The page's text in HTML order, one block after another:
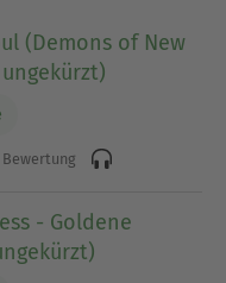
Leichtigkeit
“Mystery
(Demons of New
Bewertung
- Goldene